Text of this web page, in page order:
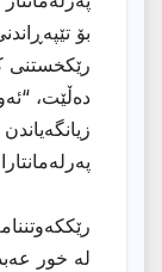
بۆ
رێکخستنی
دەڵێت،